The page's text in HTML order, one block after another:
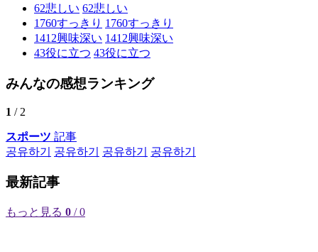
62悲しい 62悲しい
1760すっきり 1760すっきり
1412興味深い 1412興味深い
43役に立つ 43役に立つ
みんなの感想ランキング
1 / 2
スポーツ 記事
공유하기
공유하기 공유하기 공유하기
最新記事
もっと見る 0 / 0